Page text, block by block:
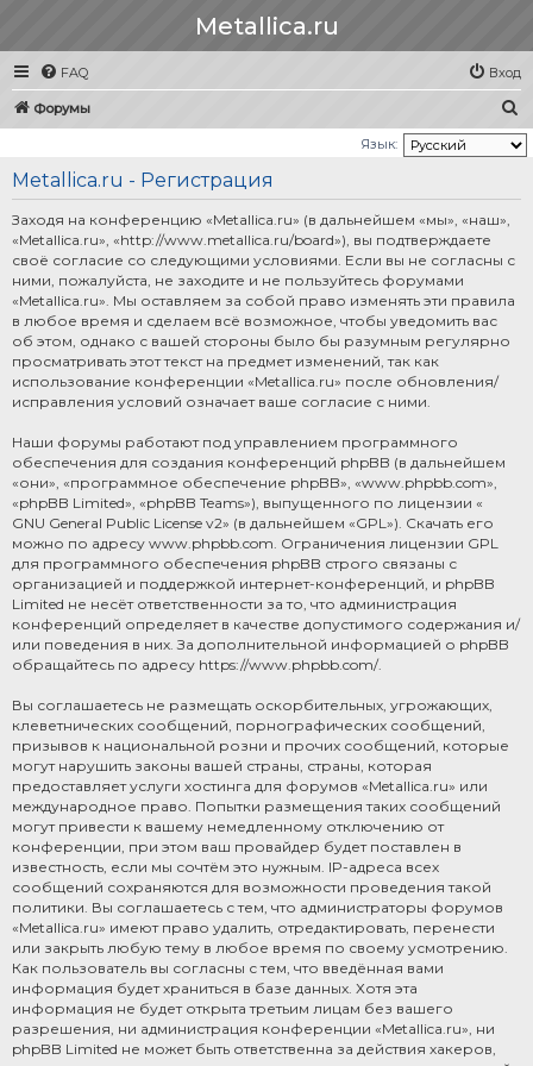
Metallica.ru
FAQ Вход
Форумы
о
Язык:
Metallica.ru - Регистрация
Заходя на конференцию «Metallica.ru» (в дальнейшем «мы», «наш»,
«Metallica.ru», «http://www.metallica.ru/board»), вы подтверждаете
своё согласие со следующими условиями. Если вы не согласны с
ними, пожалуйста, не заходите и не пользуйтесь форумами
«Metallica.ru». Мы оставляем за собой право изменять эти правила
в любое время и сделаем всё возможное, чтобы уведомить вас
об этом, однако с вашей стороны было бы разумным регулярно
просматривать этот текст на предмет изменений, так как
использование конференции «Metallica.ru» после обновления/
исправления условий означает ваше согласие с ними.
Наши форумы работают под управлением программного
обеспечения для создания конференций phpBB (в дальнейшем
«они», «программное обеспечение phpBB», «www.phpbb.com»,
«phpBB Limited», «phpBB Teams»), выпущенного по лицензии «
GNU General Public License v2» (в дальнейшем «GPL»). Скачать его
можно по адресу www.phpbb.com. Ограничения лицензии GPL
для программного обеспечения phpBB строго связаны с
организацией и поддержкой интернет-конференций, и phpBB
Limited не несёт ответственности за то, что администрация
конференций определяет в качестве допустимого содержания и/
или поведения в них. За дополнительной информацией о phpBB
обращайтесь по адресу https://www.phpbb.com/.
Вы соглашаетесь не размещать оскорбительных, угрожающих,
клеветнических сообщений, порнографических сообщений,
призывов к национальной розни и прочих сообщений, которые
могут нарушить законы вашей страны, страны, которая
предоставляет услуги хостинга для форумов «Metallica.ru» или
международное право. Попытки размещения таких сообщений
могут привести к вашему немедленному отключению от
конференции, при этом ваш провайдер будет поставлен в
известность, если мы сочтём это нужным. IP-адреса всех
сообщений сохраняются для возможности проведения такой
политики. Вы соглашаетесь с тем, что администраторы форумов
«Metallica.ru» имеют право удалить, отредактировать, перенести
или закрыть любую тему в любое время по своему усмотрению.
Как пользователь вы согласны с тем, что введённая вами
информация будет храниться в базе данных. Хотя эта
информация не будет открыта третьим лицам без вашего
разрешения, ни администрация конференции «Metallica.ru», ни
phpBB Limited не может быть ответственна за действия хакеров,